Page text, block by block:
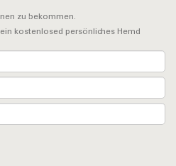
zu bekommen.
kostenlosed persönliches Hemd